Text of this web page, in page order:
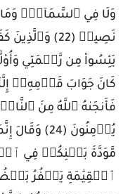
وَلَا فِي ٱلسَّمَآءِۖ وَمَا
نَصِيرٖ (22)
كَانَ جَوَابَ قَوۡمِهِۦٓ
فَأَنجَىٰهُ ٱللَّهُ مِنَ
يُؤۡمِنُونَ
مَّوَدَّةَ بَيۡنِكُمۡ فِي
ٱلۡقِيَٰمَةِ يَكۡفُرُ